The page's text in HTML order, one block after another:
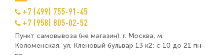
+7 (499) 755-91-45
+7 (958) 805-02-52
Пункт самовывоза (не магазин): г. Москва, м.
Коломенская, ул. Кленовый бульвар 13 к2; с 10 до 21 пн-